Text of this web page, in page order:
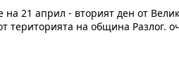
21 април - вторият ден от
територията на община Разлог.